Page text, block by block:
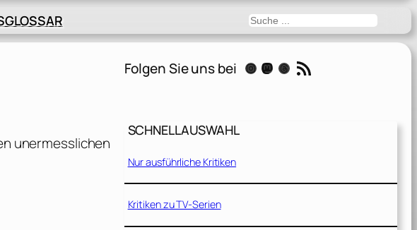
GLOSSAR Suchen
unermesslichen
Folgen Sie uns bei Instagram Mastodon Threads RSS-Feed
SCHNELLAUSWAHL
Nur ausführliche Kritiken
Kritiken zu TV-Serien